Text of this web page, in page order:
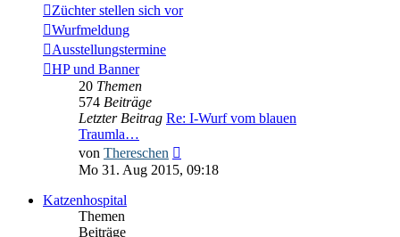
Züchter stellen sich vor
Wurfmeldung
Ausstellungstermine
HP und Banner
20 Themen
574 Beiträge
Letzter Beitrag Re: I-Wurf vom blauen
Traumla…
von Thereschen
Beitrag
Mo 31. Aug 2015, 09:18
Katzenhospital
Themen
Beiträge